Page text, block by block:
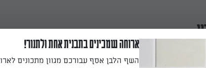
ארוחה שמכינים בתבנית אחת ולתנור!
השף הלבן אסף עבורכם מגוון מתכונים